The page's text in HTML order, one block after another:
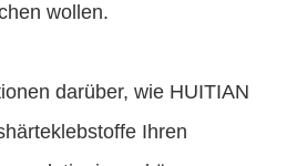
wollen.
darüber, wie HUITIAN
Ihren